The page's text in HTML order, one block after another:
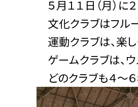
５月１１日（月）に
文化クラブはフル
運動クラブは、楽し
ゲームクラブは、ウ
どのクラブも４～